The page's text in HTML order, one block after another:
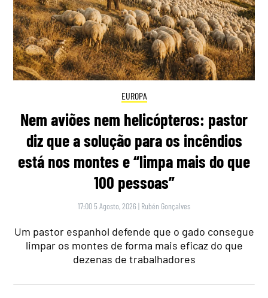
EUROPA
Nem aviões nem helicópteros: pastor
diz que a solução para os incêndios
está nos montes e “limpa mais do que
100 pessoas”
17:00 5 Agosto, 2026 | Rubén Gonçalves
Um pastor espanhol defende que o gado consegue
limpar os montes de forma mais eficaz do que
dezenas de trabalhadores